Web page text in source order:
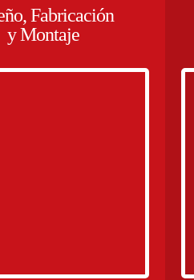
Fabricación
y Montaje